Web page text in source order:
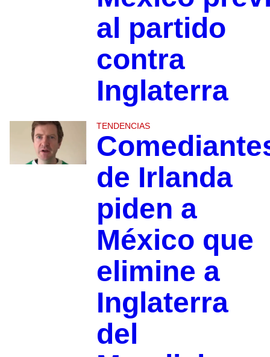
al partido
contra
Inglaterra
TENDENCIAS
de Irlanda
piden a
México que
elimine a
Inglaterra
del